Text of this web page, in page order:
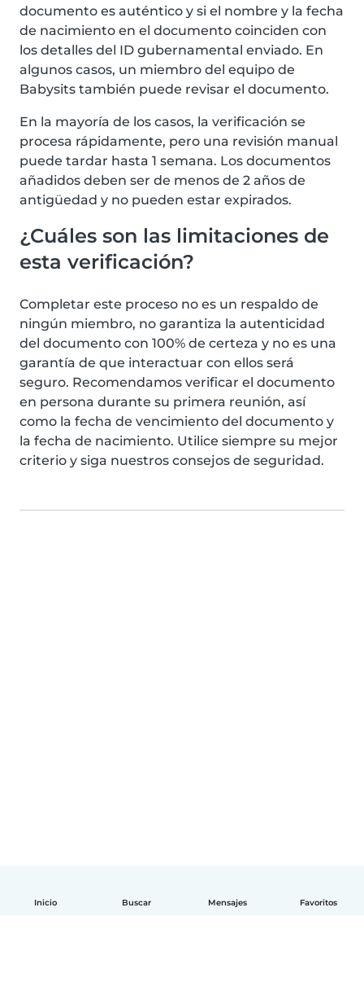
Inicio Buscar Mensajes Favoritos
documento es auténtico y si el nombre y la fecha
de nacimiento en el documento coinciden con
los detalles del ID gubernamental enviado. En
algunos casos, un miembro del equipo de
Babysits también puede revisar el documento.
En la mayoría de los casos, la verificación se
procesa rápidamente, pero una revisión manual
puede tardar hasta 1 semana. Los documentos
añadidos deben ser de menos de 2 años de
antigüedad y no pueden estar expirados.
¿Cuáles son las limitaciones de
esta verificación?
Completar este proceso no es un respaldo de
ningún miembro, no garantiza la autenticidad
del documento con 100% de certeza y no es una
garantía de que interactuar con ellos será
seguro. Recomendamos verificar el documento
en persona durante su primera reunión, así
como la fecha de vencimiento del documento y
la fecha de nacimiento. Utilice siempre su mejor
criterio y siga nuestros consejos de seguridad.